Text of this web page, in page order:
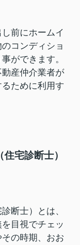
前にホームイ
コンディショ
ができます。
産仲介業者が
ために利用す
宅診断士）
断士）とは、
目視でチェッ
の時期、おお